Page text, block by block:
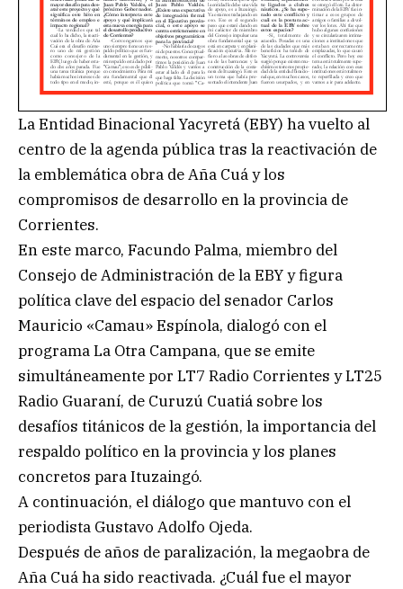
La Entidad Binacional Yacyretá (EBY) ha vuelto al
centro de la agenda pública tras la reactivación de
la emblemática obra de Aña Cuá y los
compromisos de desarrollo en la provincia de
Corrientes.
En este marco, Facundo Palma, miembro del
Consejo de Administración de la EBY y figura
política clave del espacio del senador Carlos
Mauricio «Camau» Espínola, dialogó con el
programa La Otra Campana, que se emite
simultáneamente por LT7 Radio Corrientes y LT25
Radio Guaraní, de Curuzú Cuatiá sobre los
desafíos titánicos de la gestión, la importancia del
respaldo político en la provincia y los planes
concretos para Ituzaingó.
A continuación, el diálogo que mantuvo con el
periodista Gustavo Adolfo Ojeda.
Después de años de paralización, la megaobra de
Aña Cuá ha sido reactivada. ¿Cuál fue el mayor